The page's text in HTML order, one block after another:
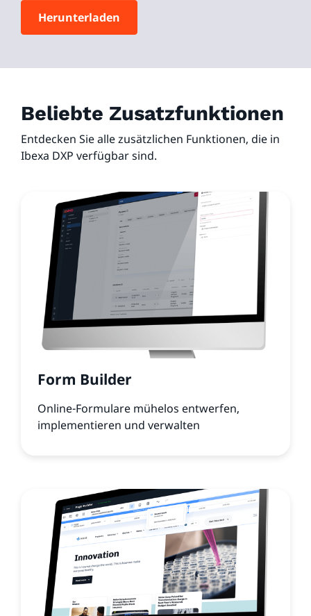
Herunterladen
Beliebte Zusatzfunktionen
Entdecken Sie alle zusätzlichen Funktionen, die in
Ibexa DXP verfügbar sind.
Form Builder
Online-Formulare mühelos entwerfen,
implementieren und verwalten